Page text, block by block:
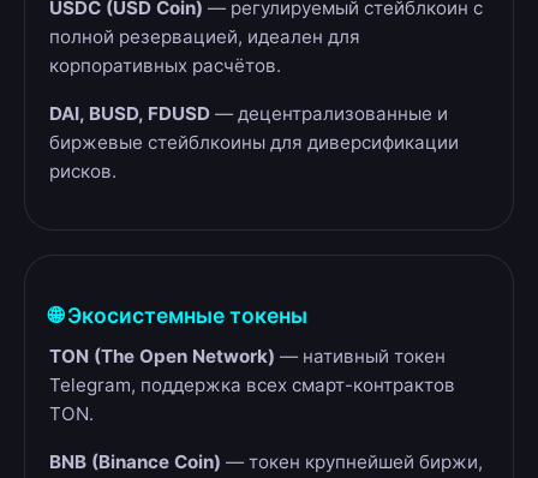
USDC (USD Coin) — регулируемый стейблкоин с
полной резервацией, идеален для
корпоративных расчётов.
DAI, BUSD, FDUSD — децентрализованные и
биржевые стейблкоины для диверсификации
рисков.
🌐 Экосистемные токены
TON (The Open Network) — нативный токен
Telegram, поддержка всех смарт-контрактов
TON.
BNB (Binance Coin) — токен крупнейшей биржи,